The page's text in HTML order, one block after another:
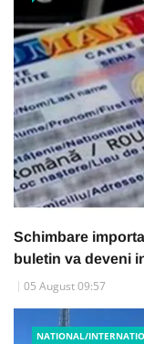
Schimbare
buletin va deveni
05 August 09:57
NATIONAL/